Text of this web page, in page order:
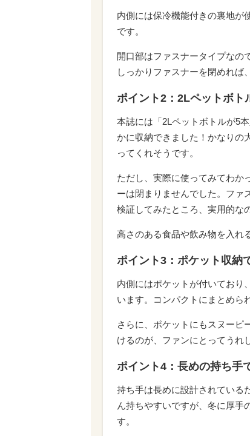
内側には保冷機能付きの裏地が
です。
開口部はファスナータイプなの
しっかりファスナーを閉めれば
ポイント2：2Lペットボト
本誌には「2Lペットボトルが5
かに収納できました！かなりの
ってくれそうです。
ただし、実際に使ってみてわか
ーは閉まりませんでした。ファ
検証してみたところ、実用的な
高さのある食品や飲み物を入れ
ポイント3：ポケット収納
内側にはポケットが付いており
います。コンパクトにまとめら
さらに、ポケットにもスヌーピ
けるのが、ファンにとってうれ
ポイント4：長めの持ち手
持ち手は長めに設計されている
ん持ちやすいですが、冬に厚手
す。